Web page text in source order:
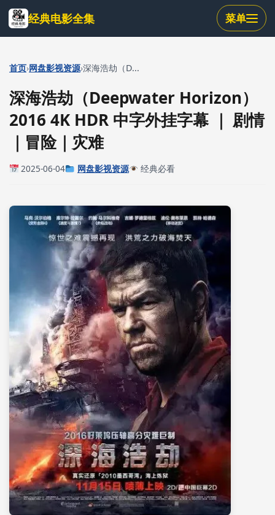
跳
到
主
内
经典电影全集 菜单
首页›网盘影视资源›深海浩劫（D...
深海浩劫（Deepwater Horizon）
2016 4K HDR 中字外挂字幕 ｜ 剧情
｜冒险｜灾难
2025-06-04 网盘影视资源 经典必看